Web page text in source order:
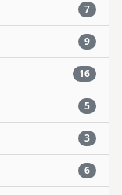
7
9
16
5
3
6